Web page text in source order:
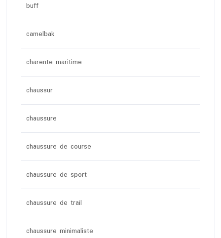
buff
camelbak
charente maritime
chaussur
chaussure
chaussure de course
chaussure de sport
chaussure de trail
chaussure minimaliste